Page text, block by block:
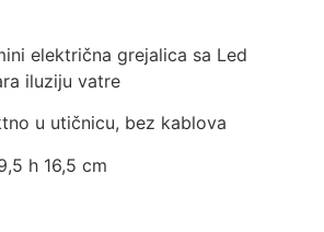
električna grejalica sa Led
iluziju vatre
u utičnicu, bez kablova
h 16,5 cm